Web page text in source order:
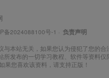
备2024088100号-1 · 负责声明
本站无关，如果您认为侵犯了您的合
所发布的一切学习教程、软件等资料仅
果您喜欢该资料，请支持正版！